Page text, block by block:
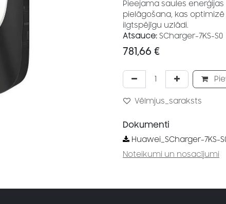
Pieejama saules
pielāgošana, kas
ilgtspējīgu uzlādi.
Atsauce: SCharger-7KS-S0
781,66 €
Vēlmjus_saraksts
Dokumenti
Huawei_SCharger-7KS-
Noteikumi un nosacījumi